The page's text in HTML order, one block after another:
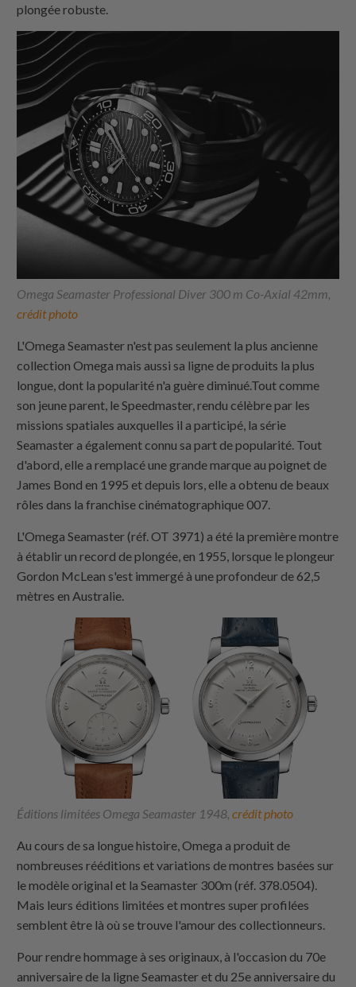
plongée robuste.
Omega Seamaster Professional Diver 300 m Co-Axial 42mm,
crédit photo
L'Omega Seamaster n'est pas seulement la plus ancienne
collection Omega mais aussi sa ligne de produits la plus
longue, dont la popularité n'a guère diminué.Tout comme
son jeune parent, le Speedmaster, rendu célèbre par les
missions spatiales auxquelles il a participé, la série
Seamaster a également connu sa part de popularité. Tout
d'abord, elle a remplacé une grande marque au poignet de
James Bond en 1995 et depuis lors, elle a obtenu de beaux
rôles dans la franchise cinématographique 007.
L'Omega Seamaster (réf. OT 3971) a été la première montre
à établir un record de plongée, en 1955, lorsque le plongeur
Gordon McLean s'est immergé à une profondeur de 62,5
mètres en Australie.
Éditions limitées Omega Seamaster 1948,crédit photo
Au cours de sa longue histoire, Omega a produit de
nombreuses rééditions et variations de montres basées sur
le modèle original et la Seamaster 300m (réf. 378.0504).
Mais leurs éditions limitées et montres super profilées
semblent être là où se trouve l'amour des collectionneurs.
Pour rendre hommage à ses originaux, à l'occasion du 70e
anniversaire de la ligne Seamaster et du 25e anniversaire du